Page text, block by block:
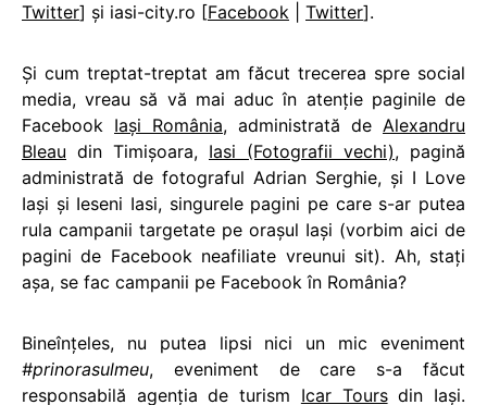
Twitter] și iasi-city.ro [Facebook Twitter].
Și cum treptat-treptat am făcut trecerea spre social
media, vreau să vă mai aduc în atenție paginile de
Facebook Iași România, administrată de Alexandru
Bleau din Timișoara, Iasi (Fotografii vechi), pagină
administrată de fotograful Adrian Serghie, și I Love
Iași și Ieseni Iasi, singurele pagini pe care s-ar putea
rula campanii targetate pe orașul Iași (vorbim aici de
pagini de Facebook neafiliate vreunui sit). Ah, stați
așa, se fac campanii pe Facebook în România?
Bineînțeles, nu putea lipsi nici un mic eveniment
#prinorasulmeu, eveniment de care s-a făcut
responsabilă agenția de turism Icar Toursdin Iași.